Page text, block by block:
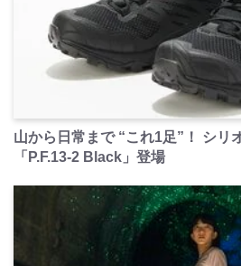
山から日常まで “これ1足”！ シリ
「P.F.13-2 Black」登場